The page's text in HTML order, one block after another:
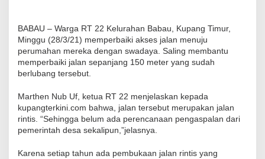
BABAU – Warga RT 22 Kelurahan Babau, Kupang Timur,
Minggu (28/3/21) memperbaiki akses jalan menuju
perumahan mereka dengan swadaya. Saling membantu
memperbaiki jalan sepanjang 150 meter yang sudah
berlubang tersebut.
Marthen Nub Uf, ketua RT 22 menjelaskan kepada
kupangterkini.com bahwa, jalan tersebut merupakan jalan
rintis. “Sehingga belum ada perencanaan pengaspalan dari
pemerintah desa sekalipun,”jelasnya.
Karena setiap tahun ada pembukaan jalan rintis yang